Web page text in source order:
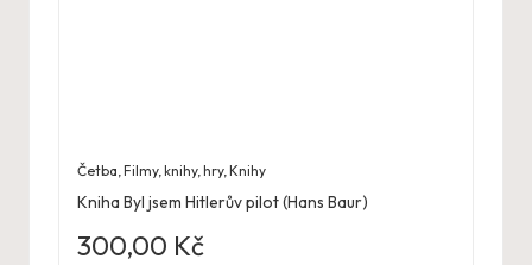
Četba,Filmy, knihy, hry,Knihy
Kniha Byl jsem Hitlerův pilot (Hans Baur)
300,00 Kč